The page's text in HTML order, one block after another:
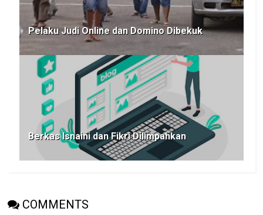
Pelaku Judi Online dan Domino Dibekuk
Berkas Isnaini dan Fikri Dilimpahkan
COMMENTS